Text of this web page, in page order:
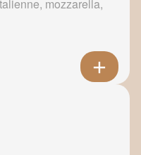
mozzarella,